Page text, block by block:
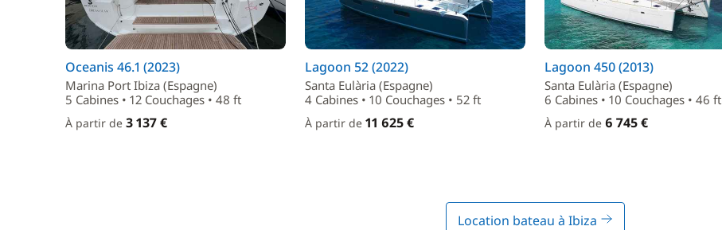
Oceanis 46.1 (2023)
Marina Port Ibiza (Espagne)
5 Cabines • 12 Couchages • 48 ft
À partir de 3 137 €
Lagoon 52 (2022)
Santa Eulària (Espagne)
4 Cabines • 10 Couchages • 52 ft
À partir de 11 625 €
Lagoon 450 (2013)
Santa Eulària (Espagne)
6 Cabines • 10 Couchages • 46 ft
À partir de 6 745 €
Location bateau à Ibiza